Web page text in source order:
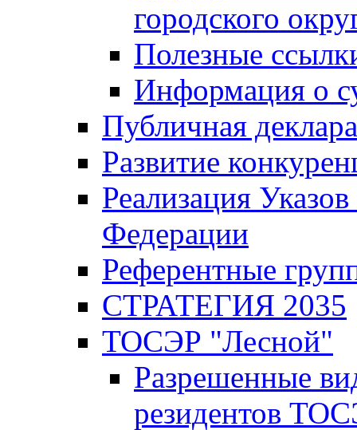
городского
Полезные
Информация о
Публичная
Развитие
Реализация
Федерации
Референтные
СТРАТЕГИЯ 2035
ТОСЭР "Лесной"
Разрешенные
резидентов